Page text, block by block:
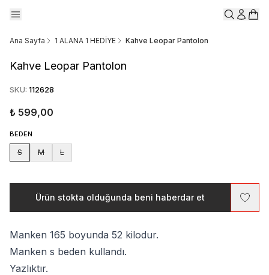
Ana Sayfa 1 ALANA 1 HEDİYE Kahve Leopar Pantolon
Kahve Leopar Pantolon
SKU: 112628
₺ 599,00
BEDEN
S M L
Ürün stokta olduğunda beni haberdar et
Manken 165 boyunda 52 kilodur.
Manken s beden kullandı.
Yazlıktır.